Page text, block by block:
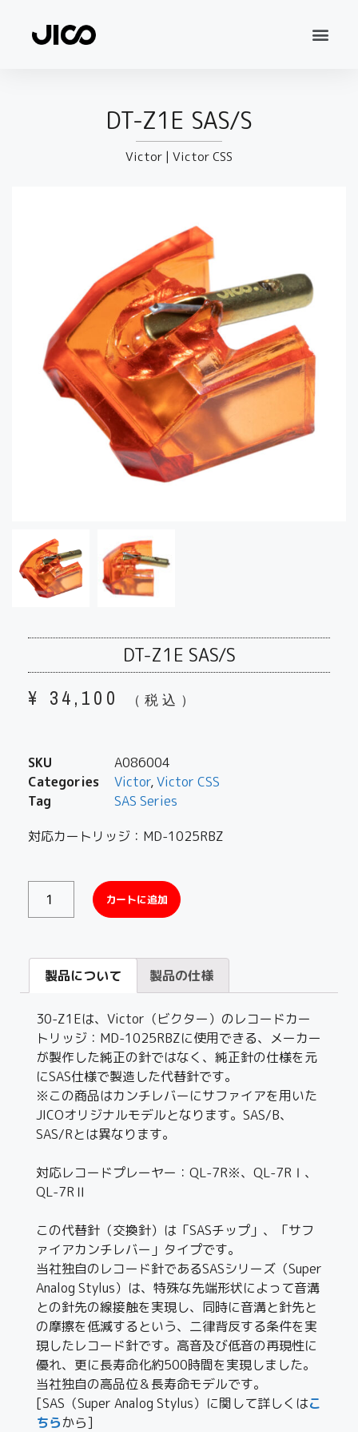
DT-Z1E SAS/S
Victor | Victor CSS
DT-Z1E SAS/S
¥ 34,100 （税込）
SKU
A086004
Categories
Victor,Victor CSS
Tag
SAS Series
対応カートリッジ：MD-1025RBZ
カートに追加
製品について 製品の仕様
30-Z1Eは、Victor（ビクター）のレコードカー
トリッジ：MD-1025RBZに使用できる、メーカー
が製作した純正の針ではなく、純正針の仕様を元
にSAS仕様で製造した代替針です。
※この商品はカンチレバーにサファイアを用いた
JICOオリジナルモデルとなります。SAS/B、
SAS/Rとは異なります。
対応レコードプレーヤー：QL-7R※、QL-7RⅠ、
QL-7RⅡ
この代替針（交換針）は「SASチップ」、「サフ
ァイアカンチレバー」タイプです。
当社独自のレコード針であるSASシリーズ（Super
Analog Stylus）は、特殊な先端形状によって音溝
との針先の線接触を実現し、同時に音溝と針先と
の摩擦を低減するという、二律背反する条件を実
現したレコード針です。高音及び低音の再現性に
優れ、更に長寿命化約500時間を実現しました。
当社独自の高品位＆長寿命モデルです。
[SAS（Super Analog Stylus）に関して詳しくはこ
ちらから]